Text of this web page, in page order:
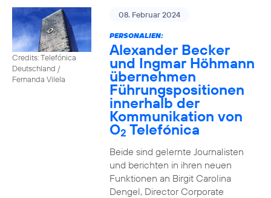
Credits: Telefónica
Deutschland /
Fernanda Vilela
08. Februar 2024
PERSONALIEN:
Alexander Becker
und Ingmar Höhmann
übernehmen
Führungspositionen
innerhalb der
Kommunikation von
O2 Telefónica
Beide sind gelernte Journalisten
und berichten in ihren neuen
Funktionen an Birgit Carolina
Dengel, Director Corporate